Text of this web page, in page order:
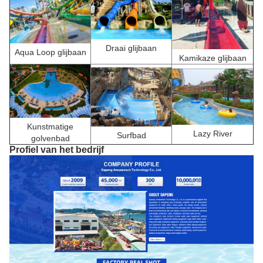
Aqua Loop glijbaan
Draai glijbaan
Kamikaze glijbaan
Kunstmatige
golvenbad
Surfbad Lazy River
Profiel van het bedrijf